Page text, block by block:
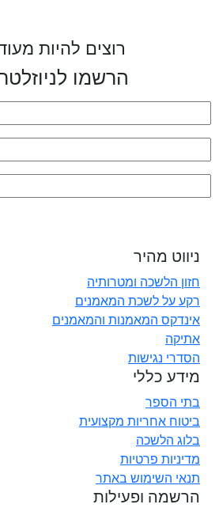
רוצים להיות
הרשמו
ניווט מהיר
חזון הלשכה ומטרותיה
רקע על לשכת המאמנים
אינדקס המאמנות והמאמנים
אתיקה
הסדרי נגישות
מידע כללי
בתי הספר
ביטוח אחריות מקצועית
בלוג הלשכה
מדיניות פרטיות
תנאי השימוש באתר
הרשמה ופעילות